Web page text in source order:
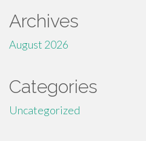
Archives
August 2026
Categories
Uncategorized